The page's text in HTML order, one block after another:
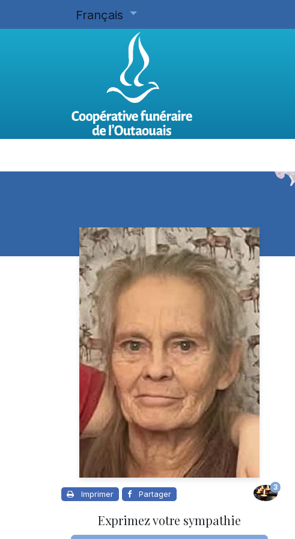
Français
Imprimer Partager
3
Exprimez votre sympathie